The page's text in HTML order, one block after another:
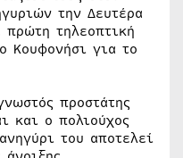
την Δευτέρα
τηλεοπτική
Κουφονήσι για το
προστάτης
και ο πολιούχος
του αποτελεί